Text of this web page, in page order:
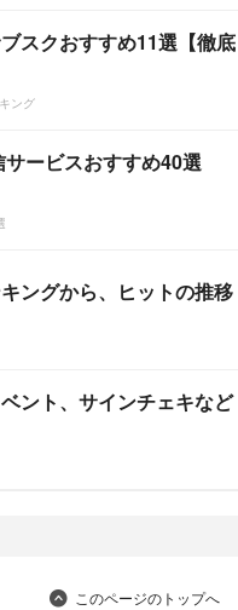
スクおすすめ11選【徹底
ング
ービスおすすめ40選
ングから、ヒットの推移
ント、サインチェキなど
このページのトップへ